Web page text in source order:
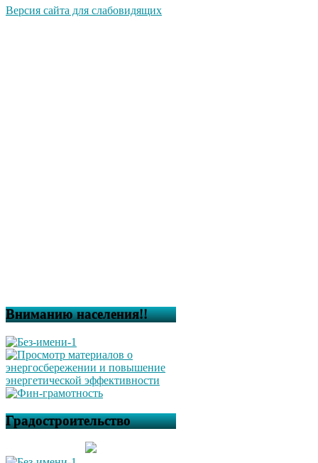
Версия сайта для слабовидящих
Вниманию населения!!
Градостроительство